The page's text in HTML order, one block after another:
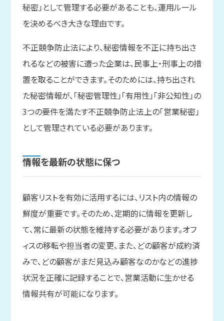
秘密」として管理する必要があることも、運用ルール
を決めるべき大きな理由です。
不正競争防止法により、秘密情報を不正に持ち出さ
れるなどの被害に遭った企業は、民事上・刑事上の措
置を取ることができます。そのためには、持ち出され
た秘密情報が、「秘密管理性」「有用性」「非公知性」の
3つの要件を満たす不正競争防止法上の「営業秘密」
として管理されている必要があります。
情報を最新の状態に保つ
顧客リストを有効に活用するには、リスト内の情報の
鮮度が重要です。そのため、定期的に情報を更新し
て、常に最新の状態を維持する必要があります。オフ
ィスの移転や担当者の変更、また、どの顧客が成約済
みで、どの顧客がまだ見込み顧客なのかなどの進捗
状況を正確に記録することで、営業活動に生かせる
情報共有が可能になります。